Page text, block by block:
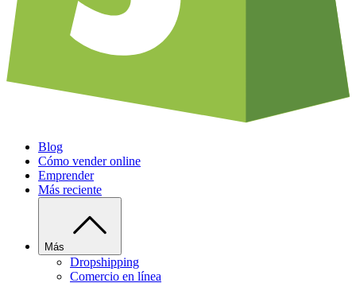
Blog
Cómo vender online
Emprender
Más reciente
Más
Dropshipping
Comercio en línea